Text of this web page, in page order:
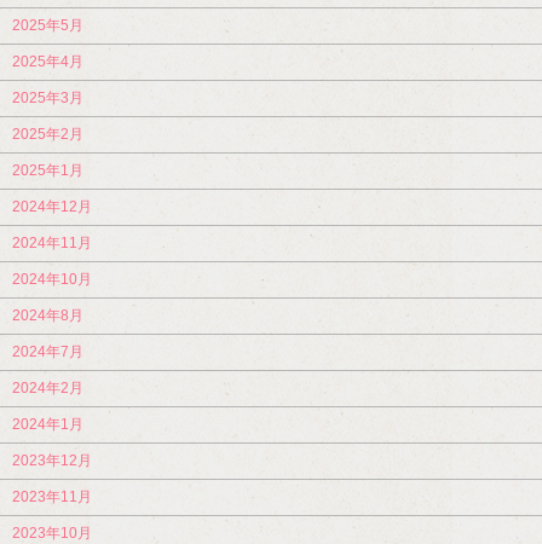
2025年5月
2025年4月
2025年3月
2025年2月
2025年1月
2024年12月
2024年11月
2024年10月
2024年8月
2024年7月
2024年2月
2024年1月
2023年12月
2023年11月
2023年10月